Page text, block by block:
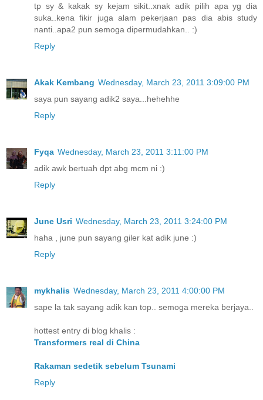
tp sy & kakak sy kejam sikit..xnak adik pilih apa yg dia
suka..kena fikir juga alam pekerjaan pas dia abis study
nanti..apa2 pun semoga dipermudahkan.. :)
Reply
Akak Kembang Wednesday, March 23, 2011 3:09:00 PM
saya pun sayang adik2 saya...hehehhe
Reply
Fyqa Wednesday, March 23, 2011 3:11:00 PM
adik awk bertuah dpt abg mcm ni :)
Reply
June Usri Wednesday, March 23, 2011 3:24:00 PM
haha , june pun sayang giler kat adik june :)
Reply
mykhalis Wednesday, March 23, 2011 4:00:00 PM
sape la tak sayang adik kan top.. semoga mereka berjaya..
hottest entry di blog khalis :
Transformers real di China
Rakaman sedetik sebelum Tsunami
Reply